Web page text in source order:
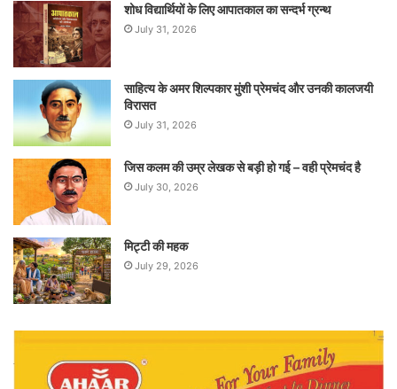
शोध विद्यार्थियों के लिए आपातकाल का सन्दर्भ ग्रन्थ
July 31, 2026
साहित्य के अमर शिल्पकार मुंशी प्रेमचंद और उनकी कालजयी
विरासत
July 31, 2026
जिस कलम की उम्र लेखक से बड़ी हो गई – वही प्रेमचंद है
July 30, 2026
मिट्टी की महक
July 29, 2026